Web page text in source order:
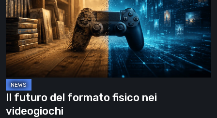
formato
fisico
videogiochi
Il futuro del formato fisico nei
videogiochi